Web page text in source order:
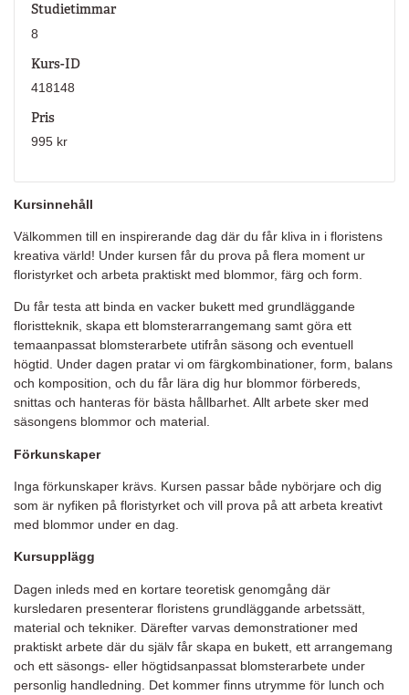
Kursinnehåll
Välkommen till en inspirerande dag där du får kliva in i floristens
kreativa värld! Under kursen får du prova på flera moment ur
floristyrket och arbeta praktiskt med blommor, färg och form.
Du får testa att binda en vacker bukett med grundläggande
floristteknik, skapa ett blomsterarrangemang samt göra ett
temaanpassat blomsterarbete utifrån säsong och eventuell
högtid. Under dagen pratar vi om färgkombinationer, form, balans
och komposition, och du får lära dig hur blommor förbereds,
snittas och hanteras för bästa hållbarhet. Allt arbete sker med
säsongens blommor och material.
Förkunskaper
Inga förkunskaper krävs. Kursen passar både nybörjare och dig
som är nyfiken på floristyrket och vill prova på att arbeta kreativt
med blommor under en dag.
Kursupplägg
Dagen inleds med en kortare teoretisk genomgång där
kursledaren presenterar floristens grundläggande arbetssätt,
material och tekniker. Därefter varvas demonstrationer med
praktiskt arbete där du själv får skapa en bukett, ett arrangemang
och ett säsongs- eller högtidsanpassat blomsterarbete under
personlig handledning. Det kommer finns utrymme för lunch och
Studietimmar
8
Kurs-ID
418148
Pris
995 kr